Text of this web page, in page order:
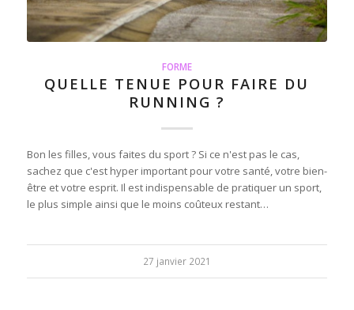
FORME
QUELLE TENUE POUR FAIRE DU
RUNNING ?
Bon les filles, vous faites du sport ? Si ce n'est pas le cas,
sachez que c'est hyper important pour votre santé, votre bien-
être et votre esprit. Il est indispensable de pratiquer un sport,
le plus simple ainsi que le moins coûteux restant…
27 janvier 2021